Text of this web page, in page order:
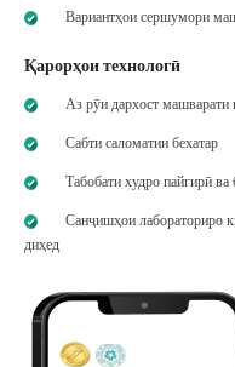
Вариантҳои сершумори
Қарорҳои технологӣ
Аз рӯи дархост машварати
Сабти саломатии бехатар
Табобати худро пайгирӣ
Санҷишҳои лабораториро
диҳед